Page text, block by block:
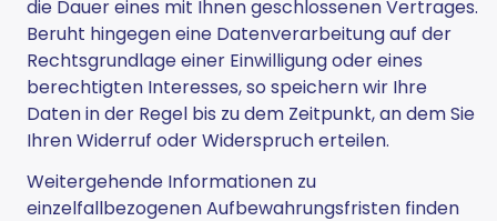
die Dauer eines mit Ihnen geschlossenen Vertrages.
Beruht hingegen eine Datenverarbeitung auf der
Rechtsgrundlage einer Einwilligung oder eines
berechtigten Interesses, so speichern wir Ihre
Daten in der Regel bis zu dem Zeitpunkt, an dem Sie
Ihren Widerruf oder Widerspruch erteilen.
Weitergehende Informationen zu
einzelfallbezogenen Aufbewahrungsfristen finden